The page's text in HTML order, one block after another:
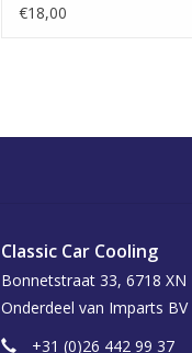
€18,00
Classic Car Cooling
Bonnetstraat 33, 6718 XN
Onderdeel van Imparts BV
+31 (0)26 442 99 37